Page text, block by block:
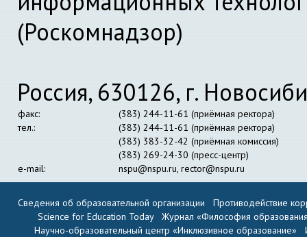
(Роскомнадзор)
Россия, 630126, г.
факс:
(383) 244-11-61 (приёмная ректора)
тел.:
(383) 244-11-61 (приёмная ректора)
(383) 383-32-42 (приёмная комиссия)
(383) 269-24-30 (пресс-центр)
e-mail:
nspu@nspu.ru, rector@nspu.ru
Сведения об образовательной организации
Противодействие
Science for Education Today
Журнал «Философия
Научно-образовательный центр «Инклюзивное образование»